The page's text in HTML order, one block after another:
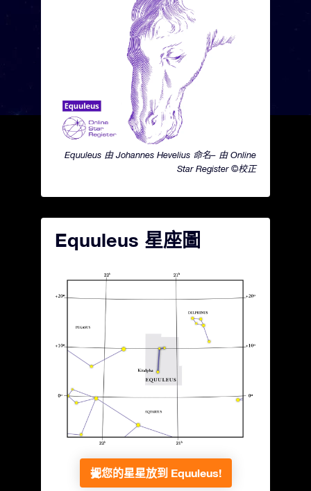
Equuleus 由 Johannes Hevelius 命名– 由 Online
Star Register ©校正
Equuleus 星座圖
把您的星星放到 Equuleus!